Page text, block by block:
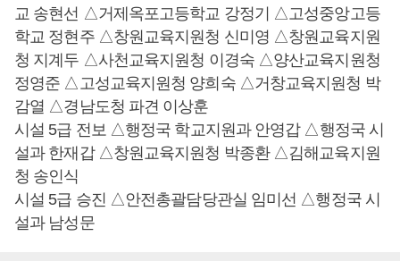
교 송현선 △거제옥포고등학교 강정기 △고성중앙고등
학교 정현주 △창원교육지원청 신미영 △창원교육지원
청 지계두 △사천교육지원청 이경숙 △양산교육지원청
정영준 △고성교육지원청 양희숙 △거창교육지원청 박
감열 △경남도청 파견 이상훈
시설 5급 전보 △행정국 학교지원과 안영갑 △행정국 시
설과 한재갑 △창원교육지원청 박종환 △김해교육지원
청 송인식
시설 5급 승진 △안전총괄담당관실 임미선 △행정국 시
설과 남성문